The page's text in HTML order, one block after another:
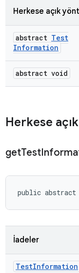
Herkese açık
abstract Test
Information
abstract void
Herkese
getTest
public abstract
İadeler
TestInformation